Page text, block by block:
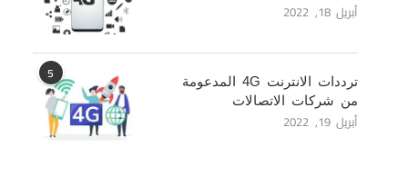
أبريل 18, 2022
5
ترددات الانترنت 4G المدعومة
من شركات الاتصالات
أبريل 19, 2022